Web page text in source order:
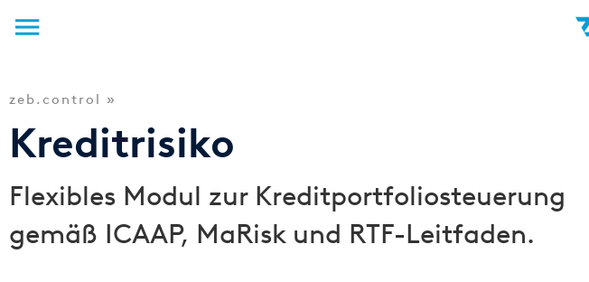
Anmelden
zeb.control »
Kreditrisiko
Flexibles Modul zur Kreditportfoliosteuerung
gemäß ICAAP, MaRisk und RTF-Leitfaden.